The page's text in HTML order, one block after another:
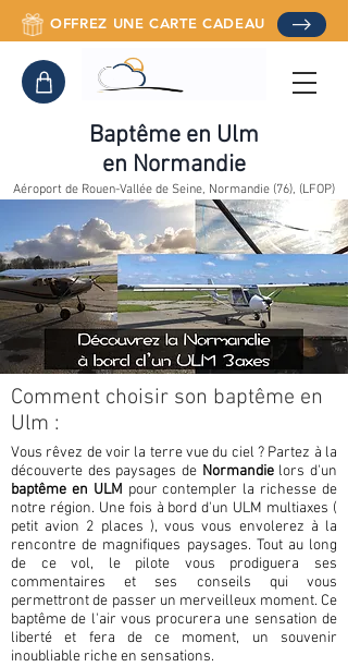
OFFREZ UNE CARTE CADEAU
Baptême en Ulm
en Normandie
Aéroport de Rouen-Vallée de Seine, Normandie (76), (LFOP)
Vous rêvez de voir la terre vue du ciel ? Partez à la
découverte des paysages de Normandielors d'un
baptême en ULM pour contempler la richesse de
notre région. Une fois à bord d'un ULM multiaxes (
petit avion 2 places ), vous vous envolerez à la
rencontre de magnifiques paysages. Tout au long
de ce vol, le pilote vous prodiguera ses
commentaires et ses conseils qui vous
permettront de passer un merveilleux moment. Ce
baptême de l'air vous procurera une sensation de
liberté et fera de ce moment, un souvenir
inoubliable riche en sensations.
Comment choisir son baptême en
Ulm :